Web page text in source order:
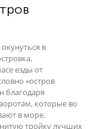
в
езды от
«остров
благодаря
которые во
в море.
тройку лучших